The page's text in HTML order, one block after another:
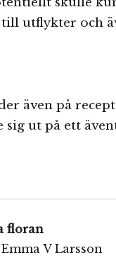
utflykter och
även på
sig ut på ett
floran
V Larsson